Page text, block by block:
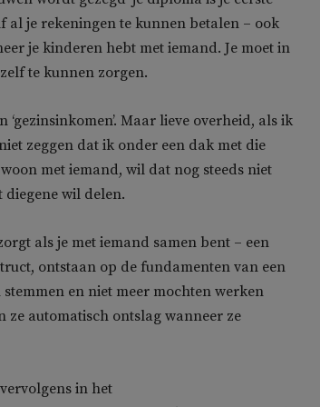
al je rekeningen te kunnen betalen – ook
je kinderen hebt met iemand. Je moet in
te kunnen zorgen.
Maar lieve overheid, als ik
zeggen dat ik onder een dak met die
met iemand, wil dat nog steeds niet
diegene wil delen.
als je met iemand samen bent – een
ontstaan op de fundamenten van een
en niet meer mochten werken
ze automatisch ontslag wanneer ze
in het